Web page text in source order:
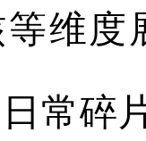
维度
常碎